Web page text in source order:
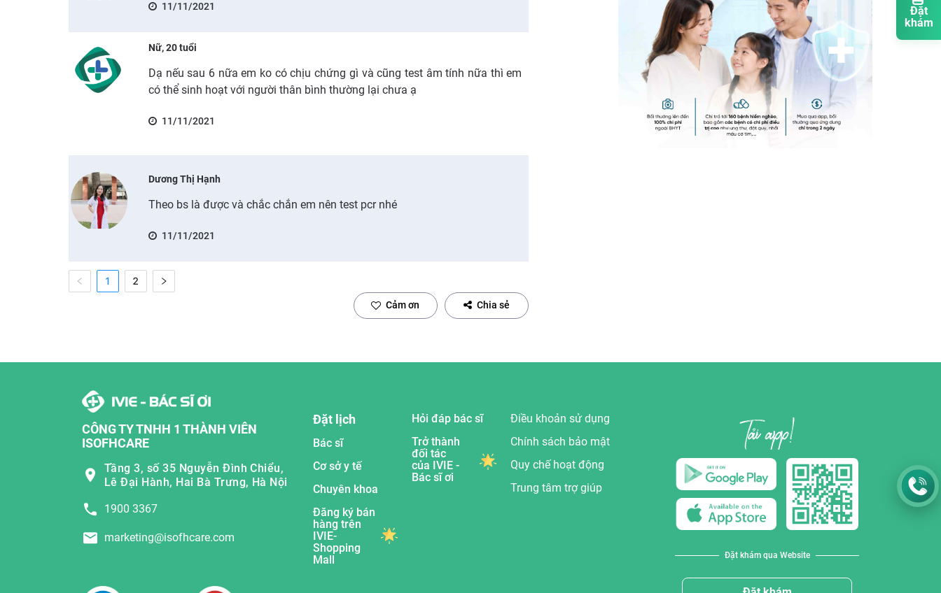
Đặt
khám
11/11/2021
Nữ, 20 tuổi
Dạ nếu sau 6 nữa em ko có chịu chứng gì và cũng test âm tính nữa thì em
có thể sinh hoạt với người thân bình thường lại chưa ạ
11/11/2021
Dương Thị Hạnh
Theo bs là được và chắc chắn em nên test pcr nhé
11/11/2021
1 2
Cảm ơn Chia sẻ
CÔNG TY TNHH 1 THÀNH VIÊN
ISOFHCARE
Tầng 3, số 35 Nguyễn Đình Chiểu,
Lê Đại Hành, Hai Bà Trưng, Hà Nội
1900 3367
marketing@isofhcare.com
Đặt lịch
Bác sĩ
Cơ sở y tế
Chuyên khoa
Đăng ký bán
hàng trên
IVIE-
Shopping
Mall
Hỏi đáp bác sĩ
Trở thành
đối tác
của IVIE -
Bác sĩ ơi
Điều khoản sử dụng
Chính sách bảo mật
Quy chế hoạt động
Trung tâm trợ giúp
Đặt khám qua Website